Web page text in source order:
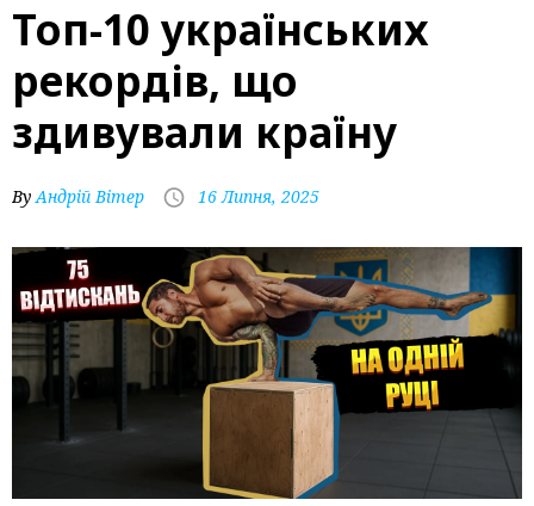
Топ-10 українських
рекордів, що
здивували країну
ByАндрій Вітер 16 Липня, 2025